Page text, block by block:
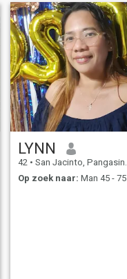
LYNN
42 • San Jacinto, Pangasinan, Filipijnen
Op zoek naar: Man 45 - 75